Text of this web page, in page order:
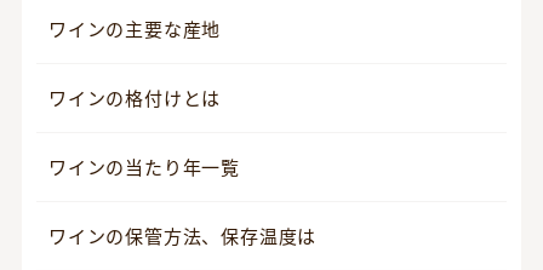
ワインの主要な産地
ワインの格付けとは
ワインの当たり年一覧
ワインの保管方法、保存温度は